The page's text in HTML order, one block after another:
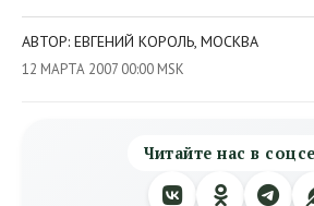
АВТОР: ЕВГЕНИЙ КОРОЛЬ, МОСКВА
12 МАРТА 2007 00:00 MSK
Читайте нас в